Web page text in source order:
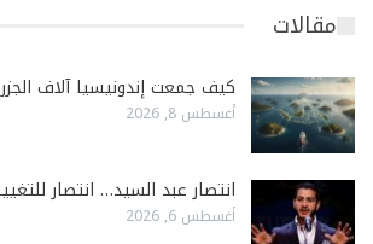
مقالات
كيف جمعت إندونيسيا آلاف
أغسطس 8, 2026
انتصار عبد السيد… انتصار
أغسطس 6, 2026